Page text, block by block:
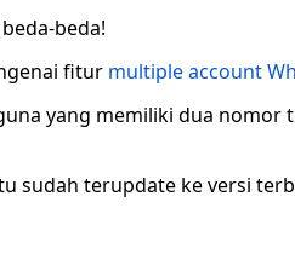
beda!
fitur multiple account
yang memiliki dua nomor
sudah terupdate ke versi